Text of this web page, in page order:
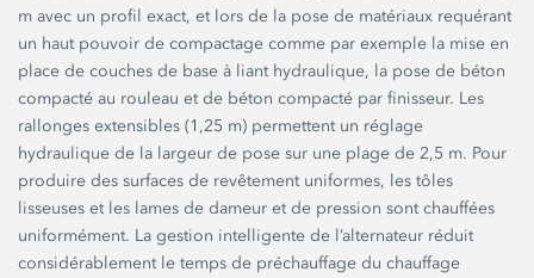
m avec un profil exact, et lors de la pose de matériaux requérant
un haut pouvoir de compactage comme par exemple la mise en
place de couches de base à liant hydraulique, la pose de béton
compacté au rouleau et de béton compacté par finisseur. Les
rallonges extensibles (1,25 m) permettent un réglage
hydraulique de la largeur de pose sur une plage de 2,5 m. Pour
produire des surfaces de revêtement uniformes, les tôles
lisseuses et les lames de dameur et de pression sont chauffées
uniformément. La gestion intelligente de l’alternateur réduit
considérablement le temps de préchauffage du chauffage